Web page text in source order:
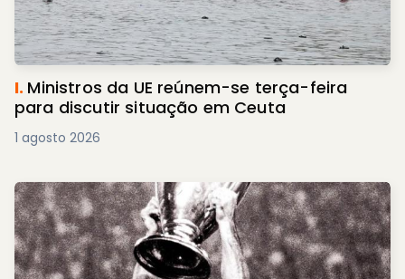
I. Ministros da UE reúnem-se terça-feira
para discutir situação em Ceuta
1 agosto 2026